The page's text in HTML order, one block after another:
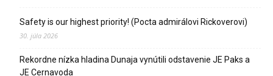
Safety is our highest priority! (Pocta admirálovi Rickoverovi)
30. júla 2026
Rekordne nízka hladina Dunaja vynútili odstavenie JE Paks a
JE Cernavoda